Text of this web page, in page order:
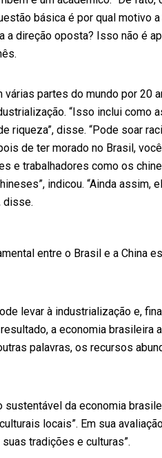
básica é por qual motivo
a direção oposta? Isso não é
várias partes do mundo por 20
“Isso inclui como
riqueza”, disse. “Pode soar
de ter morado no Brasil,
e trabalhadores como os
indicou. “Ainda
disse.
entre o Brasil e a China
levar à industrialização e,
a economia
palavras, os recursos
sustentável da economia
locais”. Em sua
tradições e culturas”.